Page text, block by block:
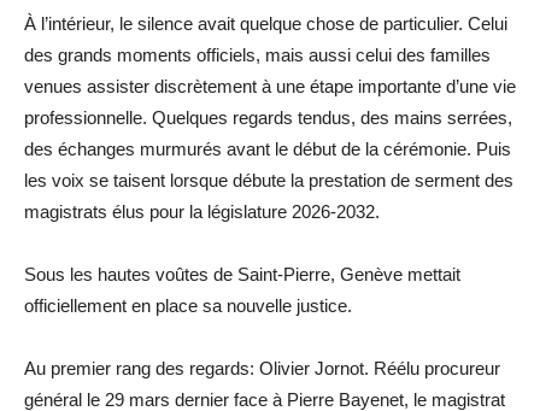
À l’intérieur, le silence avait quelque chose de particulier. Celui
des grands moments officiels, mais aussi celui des familles
venues assister discrètement à une étape importante d’une vie
professionnelle. Quelques regards tendus, des mains serrées,
des échanges murmurés avant le début de la cérémonie. Puis
les voix se taisent lorsque débute la prestation de serment des
magistrats élus pour la législature 2026-2032.
Sous les hautes voûtes de Saint-Pierre, Genève mettait
officiellement en place sa nouvelle justice.
Au premier rang des regards: Olivier Jornot. Réélu procureur
général le 29 mars dernier face à Pierre Bayenet, le magistrat